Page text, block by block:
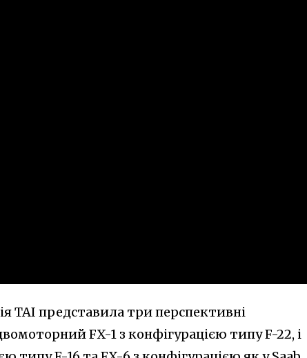
TAI представила три перспективні
FX-1 з конфігурацією типу F-22, і